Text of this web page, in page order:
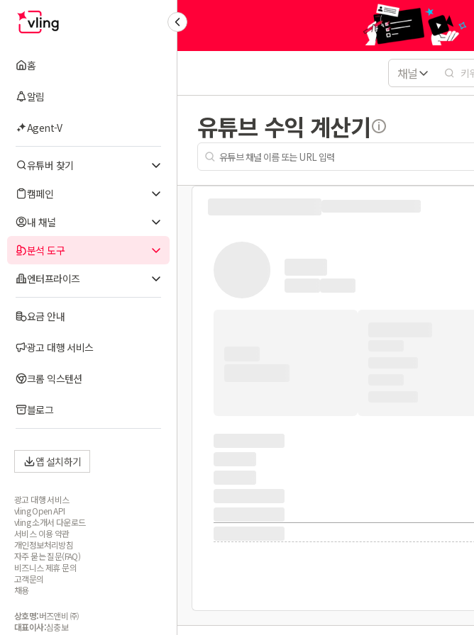
홈
알림
Agent-V
유튜버 찾기
캠페인
내 채널
분석 도구
엔터프라이즈
요금 안내
광고 대행 서비스
크롬 익스텐션
블로그
앱 설치하기
광고 대행 서비스
vling Open API
vling 소개서 다운로드
서비스 이용 약관
개인정보처리방침
자주 묻는 질문(FAQ)
비즈니스 제휴 문의
고객문의
채용
상호명:버즈앤비 ㈜
대표이사:심충보
채널
유튜브 수익 계산기